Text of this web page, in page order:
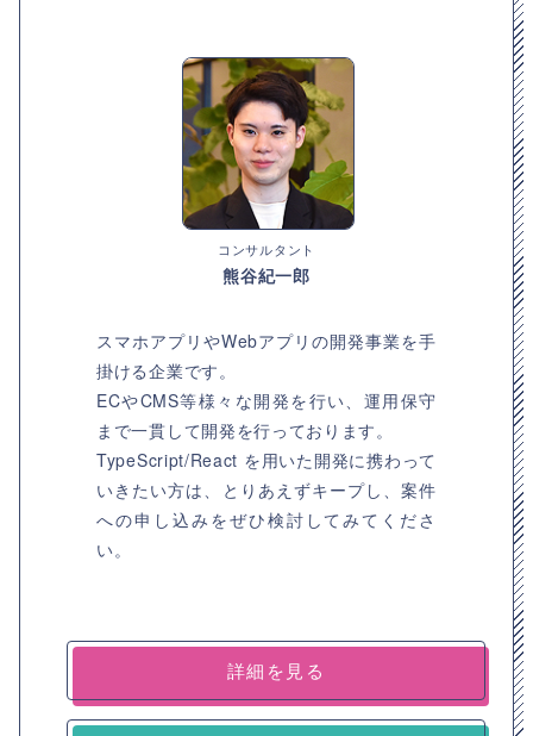
コンサルタント
熊谷紀一郎
スマホアプリやWebアプリの開発事業を手
掛ける企業です。
ECやCMS等様々な開発を行い、運用保守
まで一貫して開発を行っております。
TypeScript/React を用いた開発に携わって
いきたい方は、とりあえずキープし、案件
への申し込みをぜひ検討してみてくださ
い。
詳細を見る